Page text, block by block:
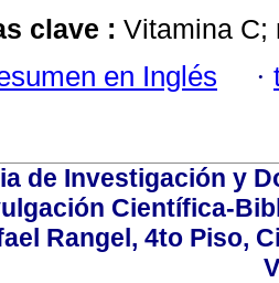
clave : Vitamina C;
en Inglés ·
de Investigación y
Científica-
Rangel, 4to Piso,